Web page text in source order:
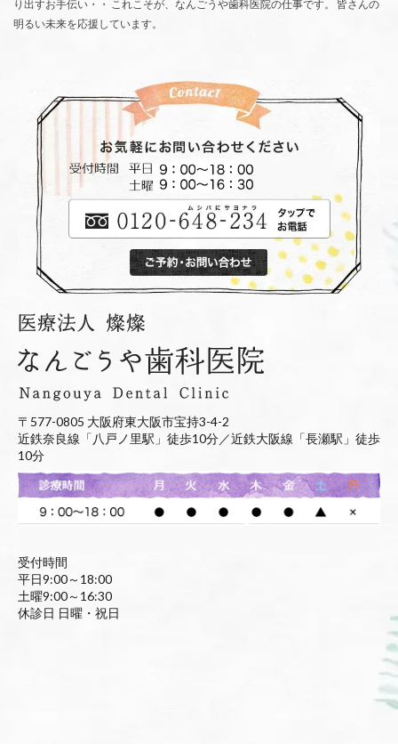
り出すお手伝い・・ これこそが、なんごうや歯科医院の仕事です。 皆さんの
明るい未来を応援しています。
〒577-0805 大阪府東大阪市宝持3-4-2
近鉄奈良線「八戸ノ里駅」徒歩10分／近鉄大阪線「長瀬駅」徒歩
10分
受付時間
平日9:00～18:00
土曜9:00～16:30
休診日 日曜・祝日